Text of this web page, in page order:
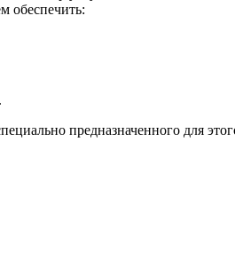
обеспечить:
предназначенного для